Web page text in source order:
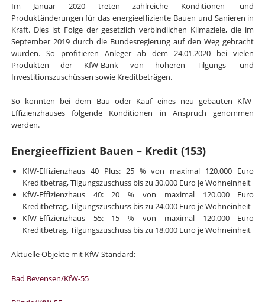
Im Januar 2020 treten zahlreiche Konditionen- und
Produktänderungen für das energieeffiziente Bauen und Sanieren in
Kraft. Dies ist Folge der gesetzlich verbindlichen Klimaziele, die im
September 2019 durch die Bundesregierung auf den Weg gebracht
wurden. So profitieren Anleger ab dem 24.01.2020 bei vielen
Produkten der KfW-Bank von höheren Tilgungs- und
Investitionszuschüssen sowie Kreditbeträgen.
So könnten bei dem Bau oder Kauf eines neu gebauten KfW-
Effizienzhauses folgende Konditionen in Anspruch genommen
werden.
Energieeffizient Bauen – Kredit (153)
KfW-Effizienzhaus 40 Plus: 25 % von maximal 120.000 Euro
Kreditbetrag, Tilgungszuschuss bis zu 30.000 Euro je Wohneinheit
KfW-Effizienzhaus 40: 20 % von maximal 120.000 Euro
Kreditbetrag, Tilgungszuschuss bis zu 24.000 Euro je Wohneinheit
KfW-Effizienzhaus 55: 15 % von maximal 120.000 Euro
Kreditbetrag, Tilgungszuschuss bis zu 18.000 Euro je Wohneinheit
Aktuelle Objekte mit KfW-Standard:
Bad Bevensen/KfW-55